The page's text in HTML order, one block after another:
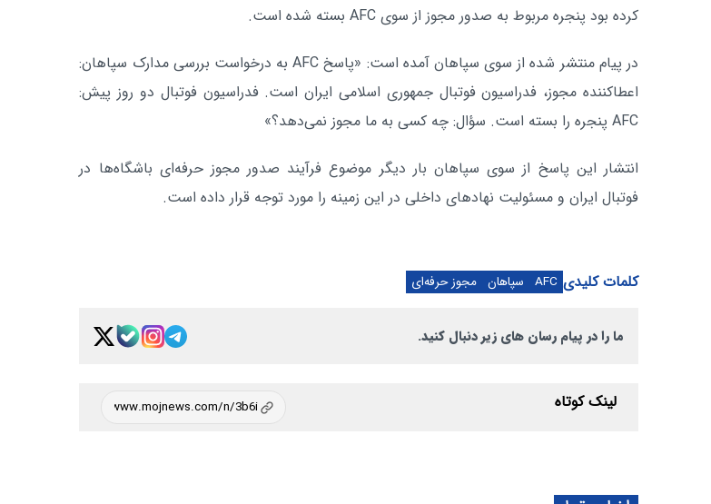
کرده بود پنجره مربوط به صدور مجوز از سوی AFC بسته شده است.
در پیام منتشر شده از سوی سپاهان آمده است: «پاسخ AFC به درخواست بررسی مدارک سپاهان:
اعطاکننده مجوز، فدراسیون فوتبال جمهوری اسلامی ایران است. فدراسیون فوتبال دو روز پیش:
AFC پنجره را بسته است. سؤال: چه کسی به ما مجوز نمی‌دهد؟»
انتشار این پاسخ از سوی سپاهان بار دیگر موضوع فرآیند صدور مجوز حرفه‌ای باشگاه‌ها در
فوتبال ایران و مسئولیت نهادهای داخلی در این زمینه را مورد توجه قرار داده است.
کلمات کلیدی AFC سپاهان مجوز حرفه‌ای
ما را در پیام رسان های زیر دنبال کنید.
لینک کوتاه